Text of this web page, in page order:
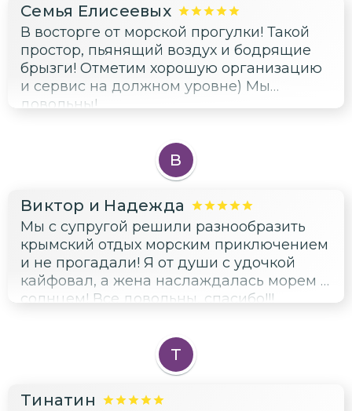
Семья Елисеевых
В восторге от морской прогулки! Такой
простор, пьянящий воздух и бодрящие
брызги! Отметим хорошую организацию
и сервис на должном уровне) Мы
довольны!
В
Виктор и Надежда
Мы с супругой решили разнообразить
крымский отдых морским приключением
и не прогадали! Я от души с удочкой
кайфовал, а жена наслаждалась морем и
солнцем! Все довольны, спасибо!!!
Т
Тинатин